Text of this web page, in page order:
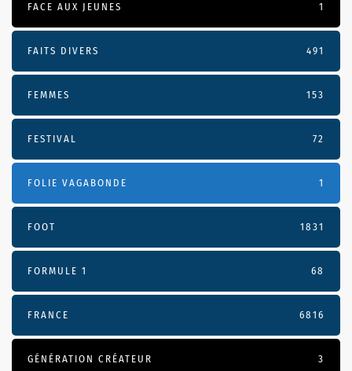
FACE AUX JEUNES 1
FAITS DIVERS 491
FEMMES 153
FESTIVAL 72
FOLIE VAGABONDE 1
FOOT 1831
FORMULE 1 68
FRANCE 6816
GÉNÉRATION CRÉATEUR 3